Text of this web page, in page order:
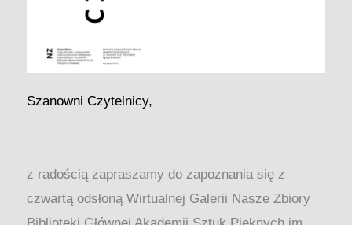
Szanowni Czytelnicy,
z radością zapraszamy do zapoznania się z
czwartą odsłoną Wirtualnej Galerii Nasze Zbiory